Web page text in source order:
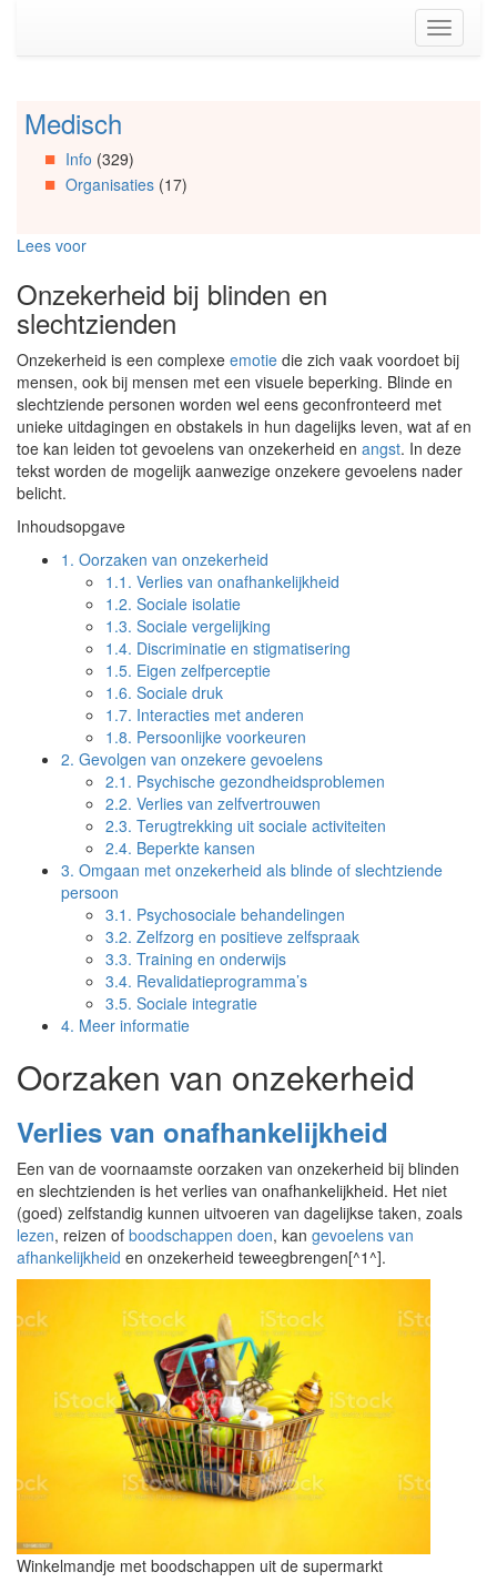
(Accesskey
Toggle
Spring
Artikels
Spring
Spring
Organisaties
Spring
Social
media
Medisch
Info (329)
Organisaties(17)
Lees voor
Onzekerheid bij blinden en
slechtzienden
Onzekerheid is een complexe emotie die zich vaak voordoet bij
mensen, ook bij mensen met een visuele beperking. Blinde en
slechtziende personen worden wel eens geconfronteerd met
unieke uitdagingen en obstakels in hun dagelijks leven, wat af en
toe kan leiden tot gevoelens van onzekerheid en angst. In deze
tekst worden de mogelijk aanwezige onzekere gevoelens nader
belicht.
Inhoudsopgave
1. Oorzaken van onzekerheid
1.1. Verlies van onafhankelijkheid
1.2. Sociale isolatie
1.3. Sociale vergelijking
1.4. Discriminatie en stigmatisering
1.5. Eigen zelfperceptie
1.6. Sociale druk
1.7. Interacties met anderen
1.8. Persoonlijke voorkeuren
2. Gevolgen van onzekere gevoelens
2.1. Psychische gezondheidsproblemen
2.2. Verlies van zelfvertrouwen
2.3. Terugtrekking uit sociale activiteiten
2.4. Beperkte kansen
3. Omgaan met onzekerheid als blinde of slechtziende
persoon
3.1. Psychosociale behandelingen
3.2. Zelfzorg en positieve zelfspraak
3.3. Training en onderwijs
3.4. Revalidatieprogramma’s
3.5. Sociale integratie
4. Meer informatie
Oorzaken van onzekerheid
Verlies van onafhankelijkheid
Een van de voornaamste oorzaken van onzekerheid bij blinden
en slechtzienden is het verlies van onafhankelijkheid. Het niet
(goed) zelfstandig kunnen uitvoeren van dagelijkse taken, zoals
lezen, reizen of boodschappen doen, kan gevoelens van
afhankelijkheid en onzekerheid teweegbrengen[^1^].
Winkelmandje met boodschappen uit de supermarkt